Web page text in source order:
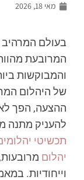
מאי 18, 2026
בעולם
המרובעת
והמבוקשות
של היהלום
ההצעה, הפך
להעניק מתנה
תכשיטי
יהלום
וייחודיות.